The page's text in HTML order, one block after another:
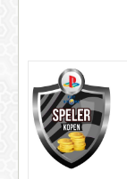
FIFA 14 - 25